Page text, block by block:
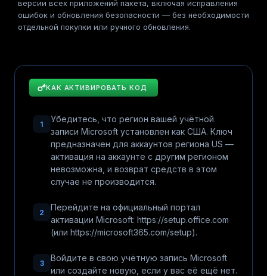
версии всех приложений пакета, включая исправления
ошибок и обновления безопасности — без необходимости
отдельной покупки или ручного обновления.
КАК АКТИВИРОВАТЬ КОД
1
Убедитесь, что регион вашей учётной
записи Microsoft установлен как США. Ключ
предназначен для аккаунтов региона US —
активация на аккаунте с другим регионом
невозможна, и возврат средств в этом
случае не производится.
2
Перейдите на официальный портал
активации Microsoft: https://setup.office.com
(или https://microsoft365.com/setup).
3
Войдите в свою учётную запись Microsoft
или создайте новую, если у вас её ещё нет.